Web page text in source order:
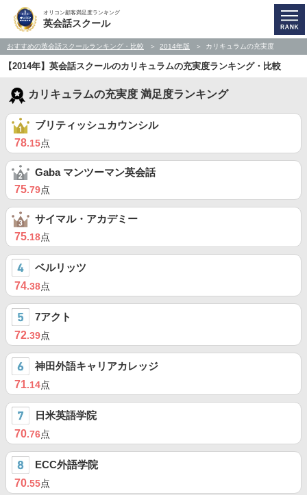
オリコン顧客満足度ランキング
英会話スクール
おすすめの英会話スクールランキング・比較 2014年版 カリキュラムの充実度
【2014年】英会話スクールのカリキュラムの充実度ランキング・比較
カリキュラムの充実度 満足度ランキング
ブリティッシュカウンシル
78.15点
Gaba マンツーマン英会話
75.79点
サイマル・アカデミー
75.18点
ベルリッツ
74.38点
7アクト
72.39点
神田外語キャリアカレッジ
71.14点
日米英語学院
70.76点
ECC外語学院
70.55点